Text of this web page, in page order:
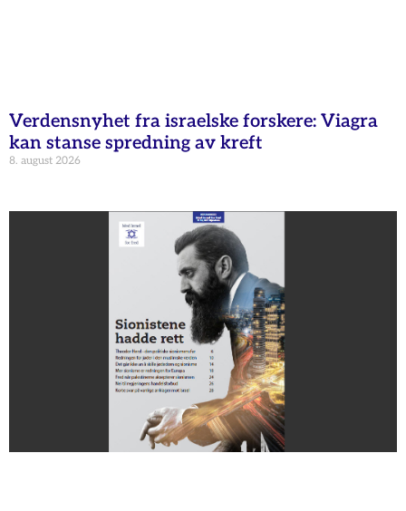
Verdensnyhet fra israelske forskere: Viagra
kan stanse spredning av kreft
8. august 2026